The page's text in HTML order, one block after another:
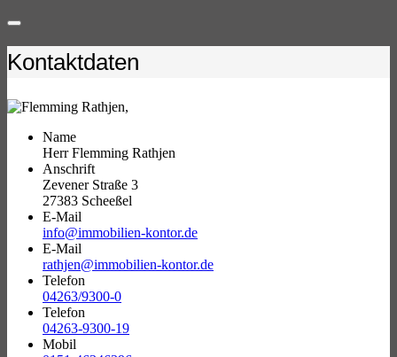
Kontaktdaten
Name
Herr Flemming Rathjen
Anschrift
Zevener Straße 3
27383 Scheeßel
E-Mail
info@immobilien-kontor.de
E-Mail
rathjen@immobilien-kontor.de
Telefon
04263/9300-0
Telefon
04263-9300-19
Mobil